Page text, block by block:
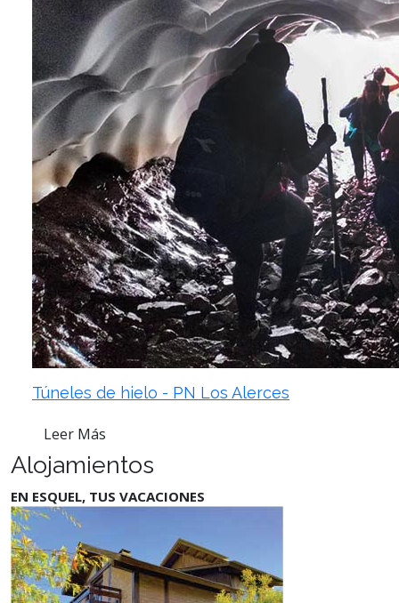
Túneles de hielo - PN Los Alerces
Leer Más
Alojamientos
EN ESQUEL, TUS VACACIONES